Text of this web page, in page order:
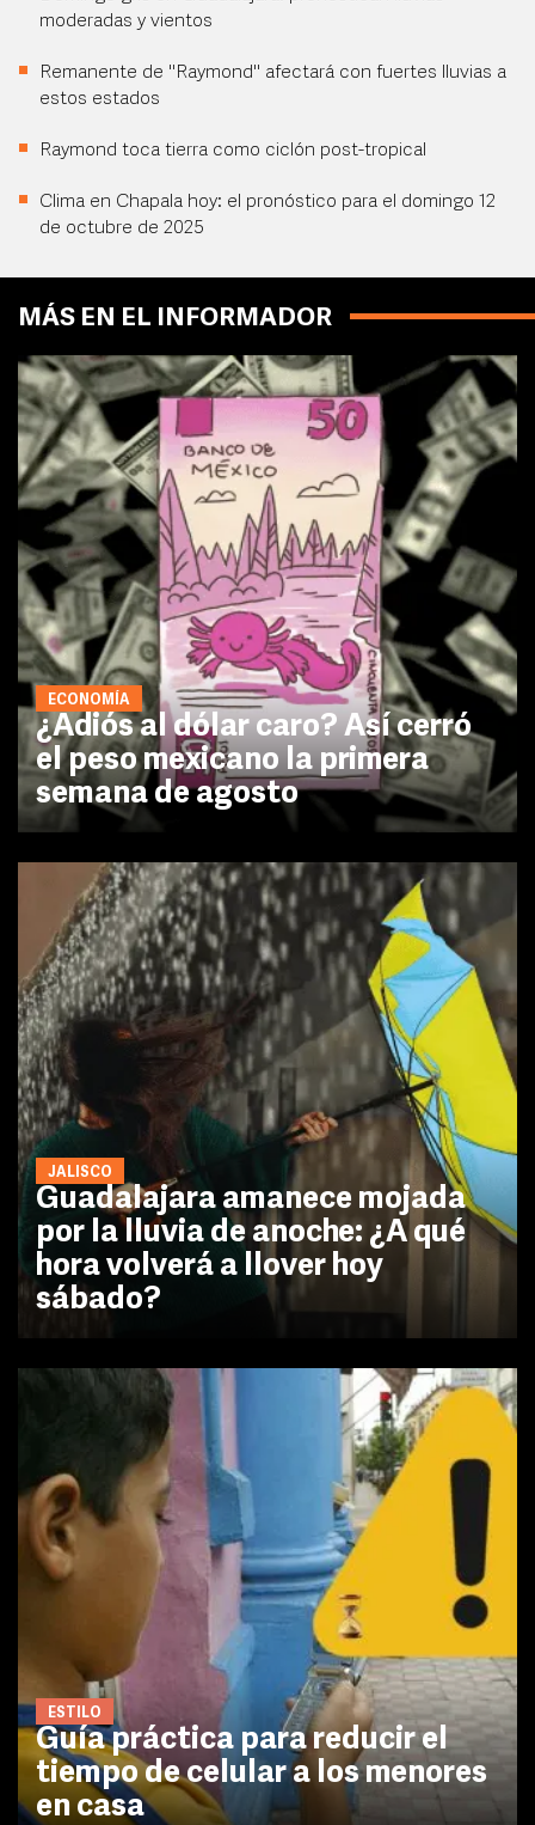
moderadas y vientos
Remanente de "Raymond" afectará con fuertes lluvias a
estos estados
Raymond toca tierra como ciclón post-tropical
Clima en Chapala hoy: el pronóstico para el domingo 12
de octubre de 2025
MÁS EN EL INFORMADOR
ECONOMÍA
¿Adiós al dólar caro? Así cerró
el peso mexicano la primera
semana de agosto
JALISCO
Guadalajara amanece mojada
por la lluvia de anoche: ¿A qué
hora volverá a llover hoy
sábado?
ESTILO
Guía práctica para reducir el
tiempo de celular a los menores
en casa